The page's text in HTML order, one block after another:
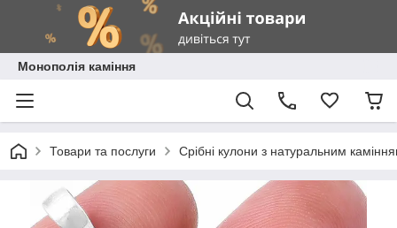
Монополія каміння
Товари та послуги Срібні кулони з натуральним